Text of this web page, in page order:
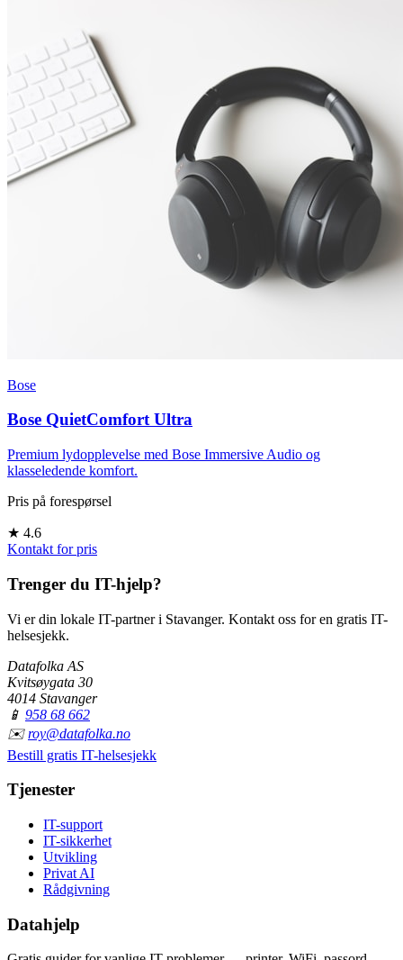
Bose
Bose QuietComfort Ultra
Premium lydopplevelse med Bose Immersive Audio og
klasseledende komfort.
Pris på forespørsel
★ 4.6
Kontakt for pris
Trenger du IT-hjelp?
Vi er din lokale IT-partner i Stavanger. Kontakt oss for en gratis IT-
helsesjekk.
Datafolka AS
Kvitsøygata 30
4014 Stavanger
📱 958 68 662
✉️ roy@datafolka.no
Bestill gratis IT-helsesjekk
Tjenester
IT-support
IT-sikkerhet
Utvikling
Privat AI
Rådgivning
Datahjelp